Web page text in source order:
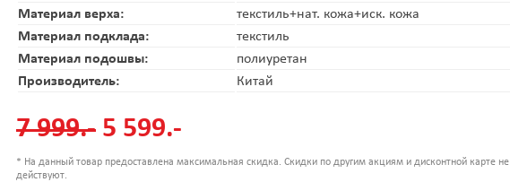
Материал верха:
текстиль+нат. кожа+иск. кожа
Материал подклада:
текстиль
Материал подошвы:
полиуретан
Производитель:
Китай
7 999.- 5 599.-
* На данный товар предоставлена максимальная скидка. Скидки по другим акциям и дисконтной карте не
действуют.